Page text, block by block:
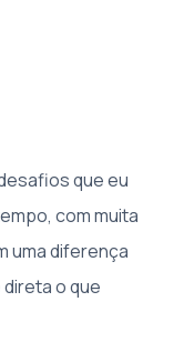
que eu
com muita
uma diferença
o que